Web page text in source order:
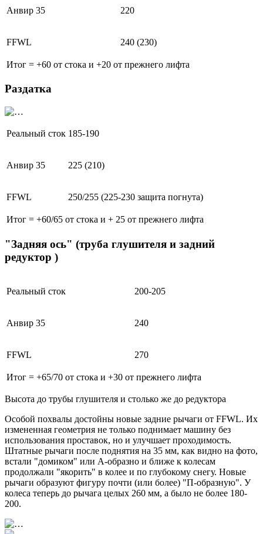
Анвир 35 220
FFWL 240 (230)
Итог = +60 от стока и +20 от прежнего лифта
Раздатка
Реальный сток 185-190
Анвир 35 225 (210)
FFWL 250/255 (225-230 защита погнута)
Итог = +60/65 от стока и + 25 от прежнего лифта
"Задняя ось" (труба глушителя и задний
редуктор )
Реальный сток 200-205
Анвир 35 240
FFWL 270
Итог = +65/70 от стока и +30 от прежнего лифта
Высота до трубы глушителя и столько же до редуктора
Особой похвалы достойны новые задние рычаги от FFWL. Их
измененная геометрия не только поднимает машину без
использования проставок, но и улучшает проходимость.
Штатные рычаги после поднятия на 35 мм, как видно на фото,
встали "домиком" или А-образно и ближе к колесам
продолжали "якорить" в колее и по глубокому снегу. Новые
рычаги образуют фигуру почти (или более) "П-образную". У
колеса теперь до рычага целых 260 мм, а было не более 180-
200.